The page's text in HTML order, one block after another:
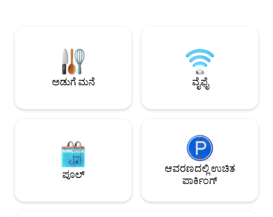
ಹೊಂದಿದೆ (ಸುರಂಗಮಾರ್ಗಗಳು 1,2,6,8,9 ಮತ್ತು
RER A, 3 ಬಸ್‌ಗಳು). ಹತ್ತಿರದಲ್ಲಿರುವ ಮಾರ್ಚ್ ಡಿ
ಬಯಸಿದರೆ, ನಮಗೆ
ನಾವು ವಿನಂತಿಸುತ್ತೇವೆ.
ಅಡುಗೆ ಮನೆ ವೈಫೈ
ಪೂಲ್
ಆವರಣದಲ್ಲಿ ಉಚಿತ
ಪಾರ್ಕಿಂಗ್